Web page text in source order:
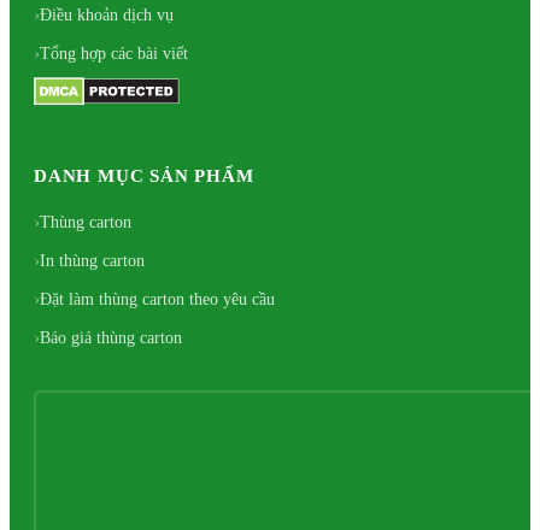
Điều khoản dịch vụ
Tổng hợp các bài viết
DANH MỤC SẢN PHẨM
Thùng carton
In thùng carton
Đặt làm thùng carton theo yêu cầu
Báo giá thùng carton